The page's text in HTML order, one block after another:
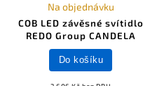
COB LED závěsné svítidlo
REDO Group CANDELA
Na objednávku
Do košíku